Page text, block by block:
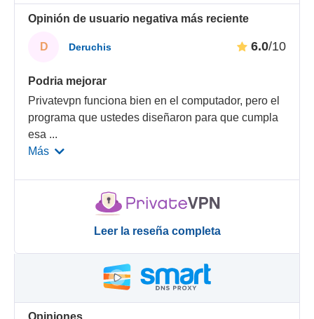
Opinión de usuario negativa más reciente
D Deruchis 6.0/10
Podria mejorar
Privatevpn funciona bien en el computador, pero el
programa que ustedes diseñaron para que cumpla
esa ...
Más
Leer la reseña completa